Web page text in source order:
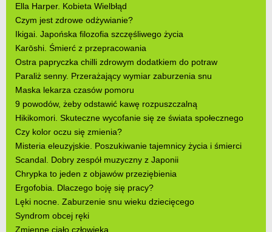
Ella Harper. Kobieta Wielbłąd
Czym jest zdrowe odżywianie?
Ikigai. Japońska filozofia szczęśliwego życia
Karōshi. Śmierć z przepracowania
Ostra papryczka chilli zdrowym dodatkiem do potraw
Paraliż senny. Przerażający wymiar zaburzenia snu
Maska lekarza czasów pomoru
9 powodów, żeby odstawić kawę rozpuszczalną
Hikikomori. Skuteczne wycofanie się ze świata społecznego
Czy kolor oczu się zmienia?
Misteria eleuzyjskie. Poszukiwanie tajemnicy życia i śmierci
Scandal. Dobry zespół muzyczny z Japonii
Chrypka to jeden z objawów przeziębienia
Ergofobia. Dlaczego boję się pracy?
Lęki nocne. Zaburzenie snu wieku dziecięcego
Syndrom obcej ręki
Zmienne ciało człowieka